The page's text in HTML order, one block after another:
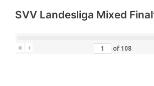
SVV Landesliga Mixed
« ‹ of 108